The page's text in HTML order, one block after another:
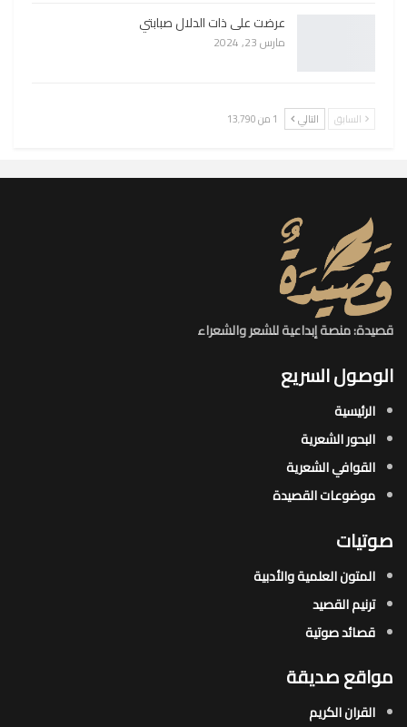
عرضت على ذات الدلال صبابتي
مارس 23, 2024
السابق التالي 1 من 13٬790
قصيدة: منصة إبداعية للشعر والشعراء
الوصول السريع
الرئيسية
البحور الشعرية​
القوافي الشعرية​
موضوعات القصيدة​
صوتيات
المتون العلمية والأدبية
ترنيم القصيد
قصائد صوتية
مواقع صديقة
القران الكريم